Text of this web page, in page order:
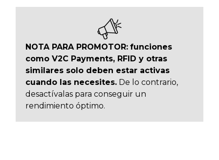
NOTA PARA PROMOTOR: funciones
como V2C Payments, RFID y otras
similares solo deben estar activas
cuando las necesites. De lo contrario,
desactívalas para conseguir un
rendimiento óptimo.